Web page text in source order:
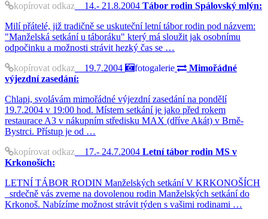
kopírovat odkaz 14.- 21.8.2004 Tábor rodin Spálovský mlýn:
Milí přátelé, již tradičně se uskuteční letní tábor rodin pod názvem:
"Manželská setkání u táboráku" který má sloužit jak osobnímu
odpočinku a možnosti strávit hezký čas se …
kopírovat odkaz 19.7.2004 fotogalerie
Mimořádné
výjezdní zasedání:
Chlapi, svolávám mimořádné výjezdní zasedání na pondělí
19.7.2004 v 19:00 hod. Místem setkání je jako před rokem
restaurace A3 v nákupním středisku MAX (dříve Akát) v Brně-
Bystrci. Přístup je od …
kopírovat odkaz 17.- 24.7.2004 Letní tábor rodin MS v
Krkonoších:
LETNÍ TÁBOR RODIN Manželských setkání V KRKONOŠÍCH
srdečně vás zveme na dovolenou rodin Manželských setkání do
Krkonoš. Nabízíme možnost strávit týden s vašimi rodinami …